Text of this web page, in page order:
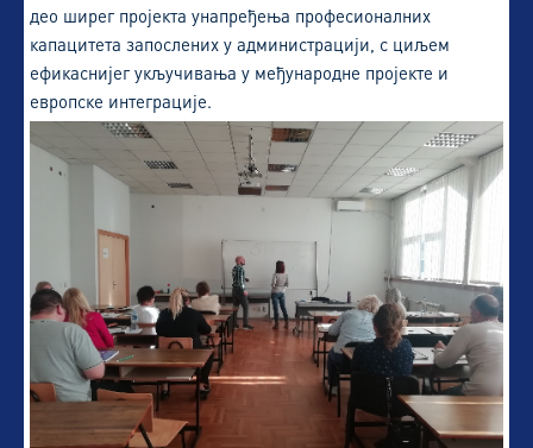
део ширег пројекта унапређења професионалних
капацитета запослених у администрацији, с циљем
ефикаснијег укључивања у међународне пројекте и
европске интеграције.